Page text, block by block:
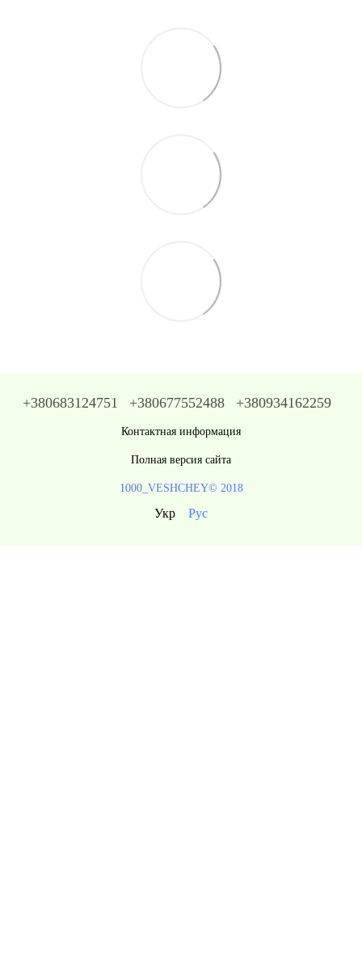
+380683124751 +380677552488 +380934162259
Контактная информация
Полная версия сайта
1000_VESHCHEY© 2018
Укр Рус